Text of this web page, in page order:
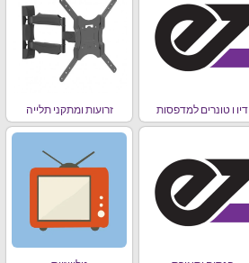
דיו ו טונרים למדפסות זרועות ומתקני תלייה